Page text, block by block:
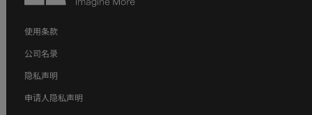
使用条款
公司名录
隐私声明
申请人隐私声明